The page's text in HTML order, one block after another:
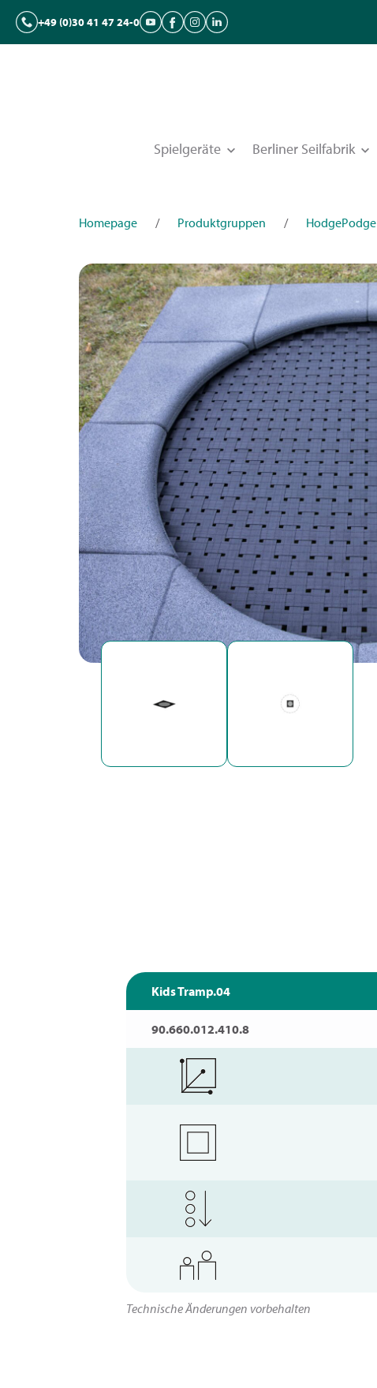
+49 (0)30 41 47 24-0
Spielgeräte Berliner Seilfabrik
Homepage / Produktgruppen / HodgePodge
Kids Tramp.04
90.660.012.410.8
Technische Änderungen vorbehalten